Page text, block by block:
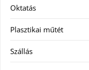
Oktatás
Plasztikai műtét
Szállás